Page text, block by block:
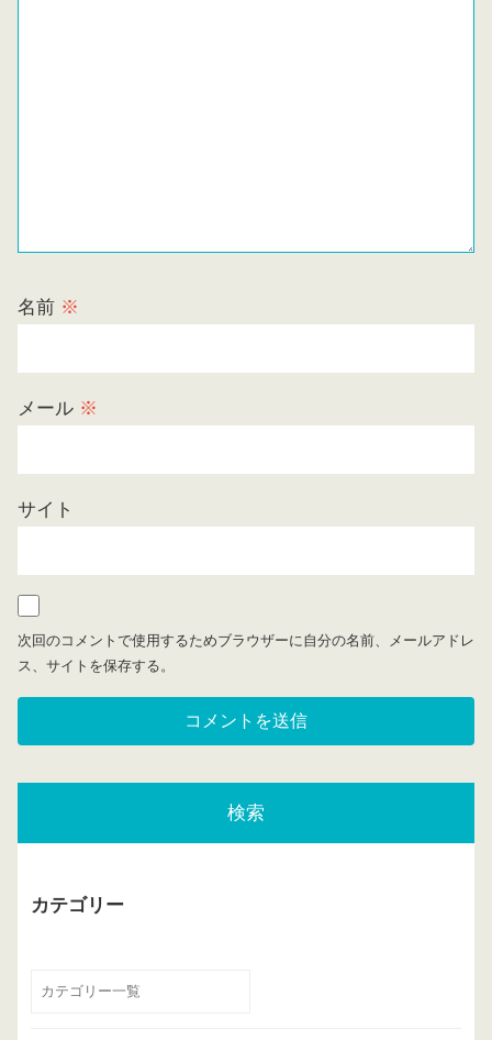
名前 ※
メール ※
サイト
次回のコメントで使用するためブラウザーに自分の名前、メールアドレ
ス、サイトを保存する。
検索
カテゴリー